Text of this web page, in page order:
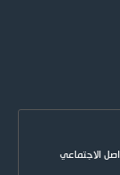
الاجتماعي